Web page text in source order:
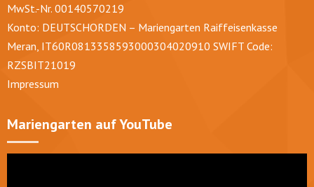
MwSt.-Nr. 00140570219
Konto: DEUTSCHORDEN – Mariengarten Raiffeisenkasse
Meran, IT60R0813358593000304020910 SWIFT Code:
RZSBIT21019
Impressum
Mariengarten auf YouTube